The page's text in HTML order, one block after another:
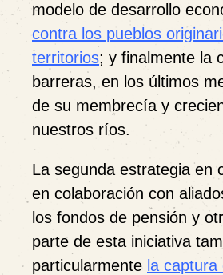
modelo de desarrollo
contra los pueblos
territorios; y finalmente la
barreras, en los últimos
de su membrecía y
nuestros ríos.
La segunda estrategia en
en colaboración con
los fondos de pensión y
parte de esta iniciativa
particularmente la